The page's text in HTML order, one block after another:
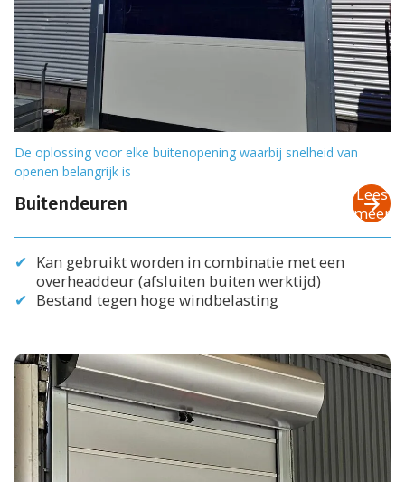
Buitendeuren
De oplossing voor elke buitenopening waarbij snelheid van
openen belangrijk is
Kan gebruikt worden in combinatie met een
overheaddeur (afsluiten buiten werktijd)
Bestand tegen hoge windbelasting
Lees
meer